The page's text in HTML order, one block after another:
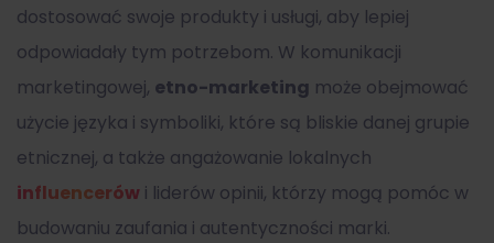
dostosować swoje produkty i usługi, aby lepiej
odpowiadały tym potrzebom. W komunikacji
marketingowej, etno-marketing może obejmować
użycie języka i symboliki, które są bliskie danej grupie
etnicznej, a także angażowanie lokalnych
influencerów i liderów opinii, którzy mogą pomóc w
budowaniu zaufania i autentyczności marki.